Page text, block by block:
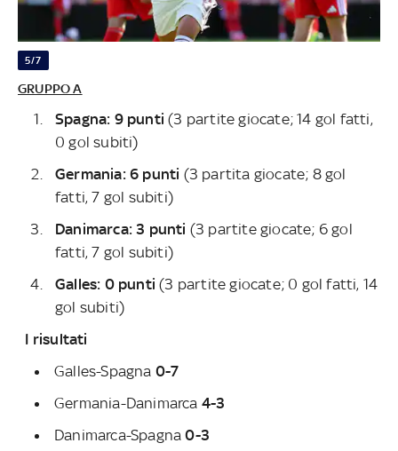
5/7
GRUPPO A
Spagna: 9 punti (3 partite giocate; 14 gol fatti,
0 gol subiti)
Germania: 6 punti (3 partita giocate; 8 gol
fatti, 7 gol subiti)
Danimarca: 3 punti (3 partite giocate; 6 gol
fatti, 7 gol subiti)
Galles: 0 punti (3 partite giocate; 0 gol fatti, 14
gol subiti)
I risultati
Galles-Spagna 0-7
Germania-Danimarca 4-3
Danimarca-Spagna 0-3